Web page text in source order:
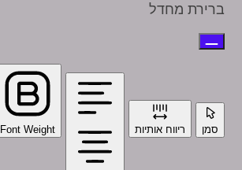
ברירת מחדל
סמן ריווח אותיות Font Weight